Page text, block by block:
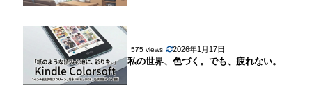
575 views 2026年1月17日
私の世界、色づく。でも、疲れない。